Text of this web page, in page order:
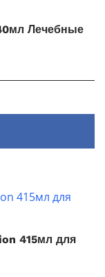
Лечебные
415мл для